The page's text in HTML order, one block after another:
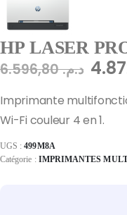
HP LASER
د.م.6.596,80
Imprimante
Wi-Fi couleur 4 en 1.
UGS :499M8A
Catégorie : IMPRIMANTES